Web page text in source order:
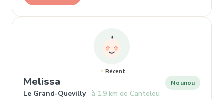
Récent
Melissa , Nounou à Le Grand-Quevilly
Le Grand-Quevilly à 1,9 km de Canteleu
Nounou